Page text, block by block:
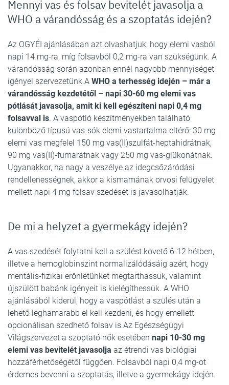
Mennyi vas és folsav bevitelét javasolja a
WHO a várandósság és a szoptatás idején?
Az OGYÉI ajánlásában azt olvashatjuk, hogy elemi vasból
napi 14 mg-ra, míg folsavból 0,2 mg-ra van szükségünk. A
várandósság során azonban ennél nagyobb mennyiséget
igényel szervezetünk.A WHO a terhesség idején – már a
várandósság kezdetétől – napi 30-60 mg elemi vas
pótlását javasolja, amit ki kell egészíteni napi 0,4 mg
folsavval is. A vaspótló készítményekben található
különböző típusú vas-sók elemi vastartalma eltérő: 30 mg
elemi vas megfelel 150 mg vas(II)szulfát-heptahidrátnak,
90 mg vas(II)-fumarátnak vagy 250 mg vas-glükonátnak.
Ugyanakkor, ha nagy a veszélye az idegcsőzáródási
rendellenességnek, akkor a kismamának orvosi felügyelet
mellett napi 4 mg folsav szedését is javasolhatják.
De mi a helyzet a gyermekágy idején?
A vas szedését folytatni kell a szülést követő 6-12 hétben,
illetve a hemoglobinszint normalizálódásáig azért, hogy
mentális-fizikai erőnlétünket megtarthassuk, valamint
újszülött babánk igényeit is kielégíthessük. A WHO
ajánlásából kiderül, hogy a vaspótlást a szülés után a
lehető leghamarabb el kell kezdeni, és hogy emellett
opcionálisan szedhető folsav is.Az Egészségügyi
Világszervezet a szoptató nők esetében napi 10-30 mg
elemi vas bevitelét javasolja az étrendi vas biológiai
hozzáférhetőségétől függően. Folsavból napi 0,4 mg-ot
érdemes bevenni a szoptatás, illetve a gyermekágy idején.